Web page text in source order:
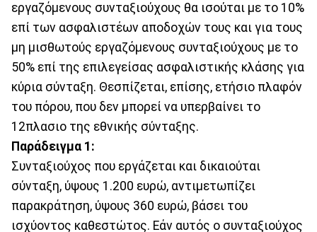
εργαζόμενους συνταξιούχους θα ισούται με το 10%
επί των ασφαλιστέων αποδοχών τους και για τους
μη μισθωτούς εργαζόμενους συνταξιούχους με το
50% επί της επιλεγείσας ασφαλιστικής κλάσης για
κύρια σύνταξη. Θεσπίζεται, επίσης, ετήσιο πλαφόν
του πόρου, που δεν μπορεί να υπερβαίνει το
12πλασιο της εθνικής σύνταξης.
Παράδειγμα 1:
Συνταξιούχος που εργάζεται και δικαιούται
σύνταξη, ύψους 1.200 ευρώ, αντιμετωπίζει
παρακράτηση, ύψους 360 ευρώ, βάσει του
ισχύοντος καθεστώτος. Εάν αυτός ο συνταξιούχος